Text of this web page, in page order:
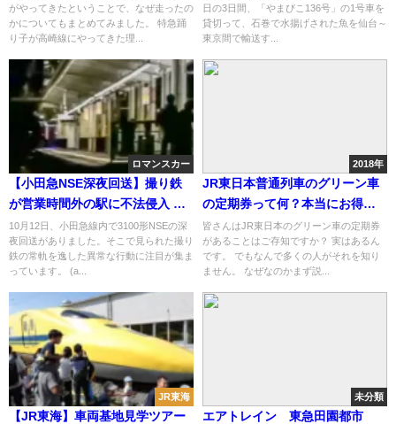
がやってきたということで、なぜ走ったの
かについてもまとめてみました。 特急踊
り子が高崎線にやってきた理...
で寿司や海鮮丼として販売
日の3日間、「やまびこ136号」の1号車を
貸切って、石巻で水揚げされた魚を仙台～
東京間で輸送す...
ロマンスカー
【小田急NSE深夜回送】撮り鉄
が営業時間外の駅に不法侵入 深
夜の住宅街に響く罵声の嵐
10月12日、小田急線内で3100形NSEの深
夜回送がありました。そこで見られた撮り
鉄の常軌を逸した異常な行動に注目が集ま
っています。 (a...
2018年
JR東日本普通列車のグリーン車
の定期券って何？本当にお得な
の？
皆さんはJR東日本のグリーン車の定期券
があることはご存知ですか？ 実はあるん
です。 でもなんで多くの人がそれを知り
ません。 なぜなのかまず説...
JR東海
【JR東海】車両基地見学ツアー
未分類
エアトレイン 東急田園都市